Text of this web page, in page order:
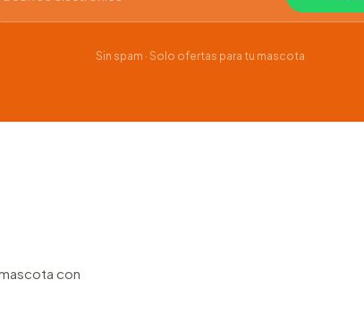
Sin spam · Solo ofertas para tu mascota
con